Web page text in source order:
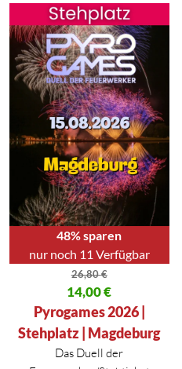
48% sparen
nur noch 11 Verfügbar
26,80€
Ursprünglicher Preis war: 26,80 €
14,00€
Aktueller Preis ist: 14,00 €.
Pyrogames 2026 |
Stehplatz | Magdeburg
Das Duell der